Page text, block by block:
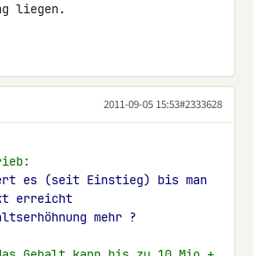
liegen.
2011-09-05 15:53#2333628
es (seit Einstieg) bis man
erreicht
mehr ?